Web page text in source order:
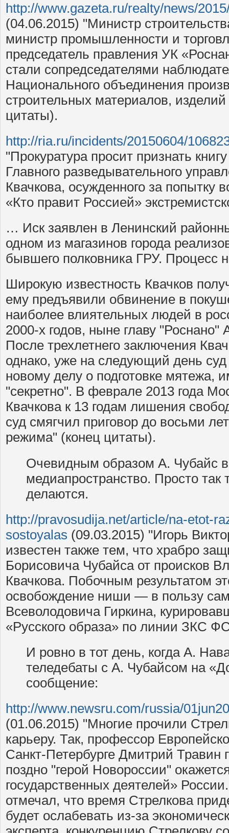
http://www.gazeta.ru/realty/news/
(04.06.2015) "Министр
министр промышленности и
председатель правления УК
стали сопредседателями
Национального объединения
строительных материалов, изделий
цитаты).
http://ria.ru/incidents/20150604/
"Прокуратура просит признать
Главного разведывательного
Квачкова, осужденного за попытку
«Кто правит Россией»
… Иск заявлен в Ленинский
одном из магазинов города
бывшего полковника ГРУ. Процесс
Широкую известность Квачков
ему предъявили обвинение в
наиболее влиятельных людей в
2000-х годов, ныне главу "Роснано"
После трехлетнего заключения
однако, уже на следующий день суд
новому делу о подготовке мятежа,
"секретно". В феврале 2013 года
Квачкова к 13 годам лишения
суд смягчил приговор до восьми
режима" (конец цитаты).
Очевидным образом А. Чубайс
медиапространство. Просто так
делаются.
http://pravosudija.net/article/na-etot-
sostoyalas (09.03.2015) "Игорь
известен также тем, что храбро
Борисовича Чубайса от происков
Квачкова. Побочным результатом
освобождение ниши — в пользу
Всеволодовича Гиркина,
«Русского образа» по линии ЗКС
И ровно в тот день, когда А.
теледебаты с А. Чубайсом на
сообщение:
http://www.newsru.com/russia/
(01.06.2015) "Многие прочили
карьеру. Так, профессор
Санкт-Петербурге Дмитрий Травин
поздно "герой Новороссии"
государственных деятелей»
отмечал, что время Стрелкова
будет ослабевать из-за